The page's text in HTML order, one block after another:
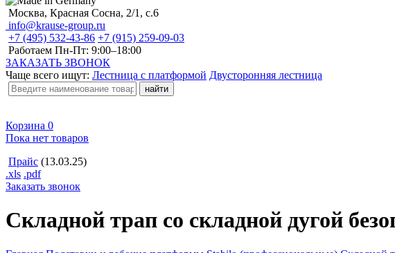
Москва, Красная Сосна, 2/1, с.6
info@krause-group.ru
+7 (495) 532-43-86 +7 (915) 259-09-03
Работаем Пн-Пт: 9:00–18:00
ЗАКАЗАТЬ ЗВОНОК
Чаще всего ищут: Лестница с платформой Двусторонняя лестница
Корзина 0
Пока нет товаров
Прайс (13.03.25)
.xls .pdf
Заказать звонок
Складной трап со складной дугой